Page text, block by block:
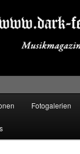
Fotogalerien